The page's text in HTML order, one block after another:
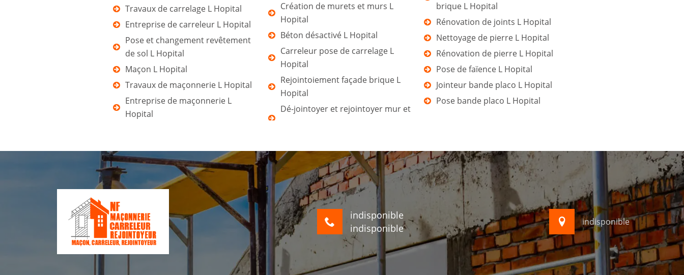
Travaux de carrelage L Hopital
Entreprise de carreleur L Hopital
Pose et changement revêtement
de sol L Hopital
Maçon L Hopital
Travaux de maçonnerie L Hopital
Entreprise de maçonnerie L
Hopital
Création de murets et murs L
Hopital
Béton désactivé L Hopital
Carreleur pose de carrelage L
Hopital
Rejointoiement façade brique L
Hopital
Dé-jointoyer et rejointoyer mur et
brique L Hopital
Rénovation de joints L Hopital
Nettoyage de pierre L Hopital
Rénovation de pierre L Hopital
Pose de faïence L Hopital
Jointeur bande placo L Hopital
Pose bande placo L Hopital
indisponible
indisponible
indisponible